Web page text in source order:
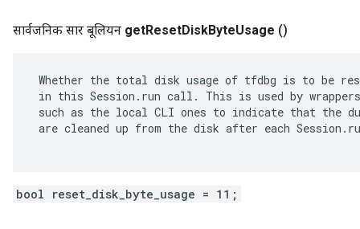
सार्वजनिक सार बूलियन getResetDiskByteUsage ()
Whether the total disk usage of tfdbg is to be
in this Session.run call. This is used by wrappers
such as the local CLI ones to indicate that the
are cleaned up from the disk after each
bool reset_disk_byte_usage = 11;